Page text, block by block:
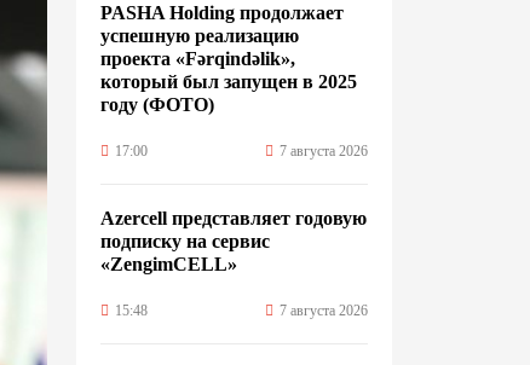
PASHA Holding продолжает
успешную реализацию
проекта «Fərqindəlik»,
который был запущен в 2025
году (ФОТО)
17:00 7 августа 2026
Azercell представляет годовую
подписку на сервис
«ZengimCELL»
15:48 7 августа 2026